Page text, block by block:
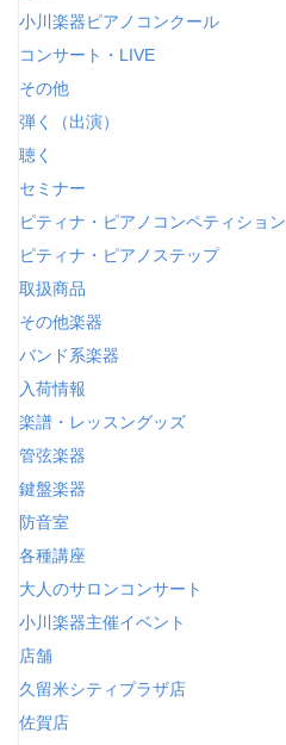
小川楽器ピアノコンクール
コンサート・LIVE
その他
弾く（出演）
聴く
セミナー
ピティナ・ピアノコンペティション
ピティナ・ピアノステップ
取扱商品
その他楽器
バンド系楽器
入荷情報
楽譜・レッスングッズ
管弦楽器
鍵盤楽器
防音室
各種講座
大人のサロンコンサート
小川楽器主催イベント
店舗
久留米シティプラザ店
佐賀店